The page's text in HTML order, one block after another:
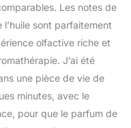
Les notes de
sont parfaitement
olfactive riche et
J’ai été
une pièce de vie de
minutes, avec le
pour que le parfum de